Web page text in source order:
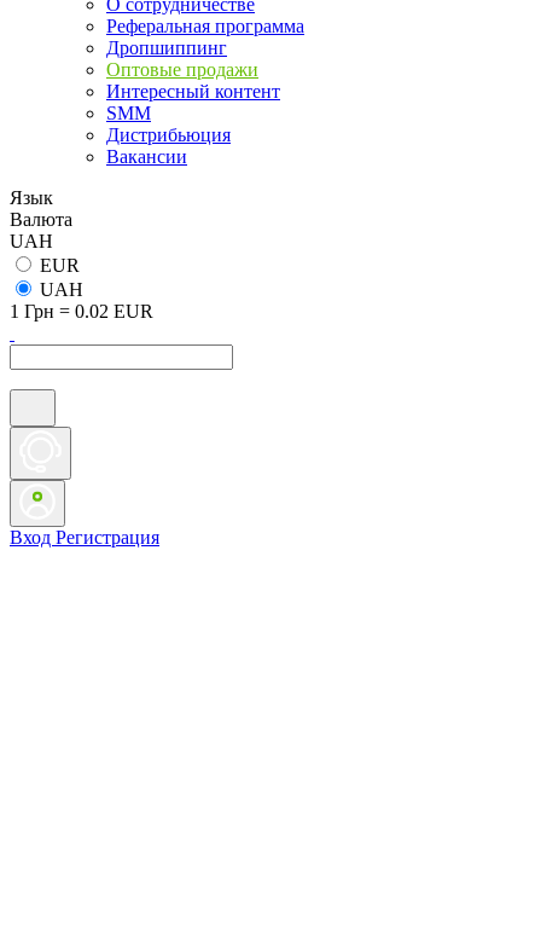
О сотрудничестве
Реферальная программа
Дропшиппинг
Оптовые продажи
Интересный контент
SMM
Дистрибьюция
Вакансии
Язык
Валюта
UAH
EUR
UAH
1 Грн = 0.02 EUR
Вход Регистрация